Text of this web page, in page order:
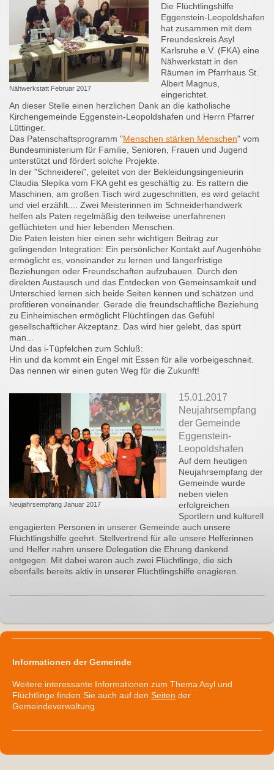
Nähwerkstatt Februar 2017
Die Flüchtlingshilfe
Eggenstein-Leopoldshafen
hat zusammen mit dem
Freundeskreis Asyl
Karlsruhe e.V. (FKA) eine
Nähwerkstatt in den
Räumen im Pfarrhaus St.
Albert Magnus,
eingerichtet.
An dieser Stelle einen herzlichen Dank an die katholische
Kirchengemeinde Eggenstein-Leopoldshafen und Herrn Pfarrer
Lüttinger.
Das Patenschaftsprogramm "Menschen stärken Menschen" vom
Bundesministerium für Familie, Senioren, Frauen und Jugend
unterstützt und fördert solche Projekte.
In der "Schneiderei", geleitet von der Bekleidungsingenieurin
Claudia Slepika vom FKA geht es geschäftig zu: Es rattern die
Maschinen, am großen Tisch wird zugeschnitten, es wird gelacht
und viel erzählt.... Zwei Meisterinnen im Schneiderhandwerk
helfen als Paten regelmäßig den teilweise unerfahrenen
geflüchteten und hier lebenden Menschen.
Die Paten leisten hier einen sehr wichtigen Beitrag zur
gelingenden Integration: Ein persönlicher Kontakt auf Augenhöhe
ermöglicht es, voneinander zu lernen und längerfristige
Beziehungen oder Freundschaften aufzubauen. Durch den
direkten Austausch und das Entdecken von Gemeinsamkeit und
Unterschied lernen sich beide Seiten kennen und schätzen und
profitieren voneinander. Gerade die freundschaftliche Beziehung
zu Einheimischen ermöglicht Flüchtlingen das Gefühl
gesellschaftlicher Akzeptanz. Das wird hier gelebt, das spürt
man...
Und das i-Tüpfelchen zum Schluß:
Hin und da kommt ein Engel mit Essen für alle vorbeigeschneit.
Das nennen wir einen guten Weg für die Zukunft!
Neujahrsempfang Januar 2017
15.01.2017
Neujahrsempfang
der Gemeinde
Eggenstein-
Leopoldshafen
Auf dem heutigen
Neujahrsempfang der
Gemeinde wurde
neben vielen
erfolgreichen
Sportlern und kulturell
engagierten Personen in unserer Gemeinde auch unsere
Flüchtlingshilfe geehrt. Stellvertrend für alle unsere Helferinnen
und Helfer nahm unsere Delegation die Ehrung dankend
entgegen. Mit dabei waren auch zwei Flüchtlinge, die sich
ebenfalls bereits aktiv in unserer Flüchtlingshilfe enagieren.
Informationen der Gemeinde
Weitere interessante Informationen zum Thema Asyl und
Flüchtlinge finden Sie auch auf den Seiten der
Gemeindeverwaltung.